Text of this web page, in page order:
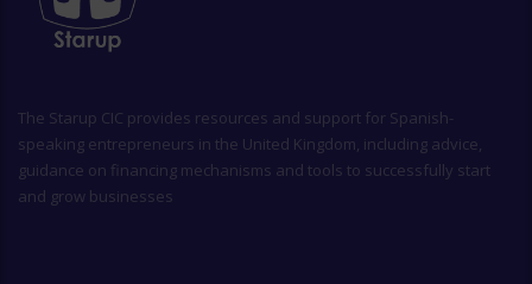
The Starup CIC provides resources and support for Spanish-
speaking entrepreneurs in the United Kingdom, including advice,
guidance on financing mechanisms and tools to successfully start
and grow businesses